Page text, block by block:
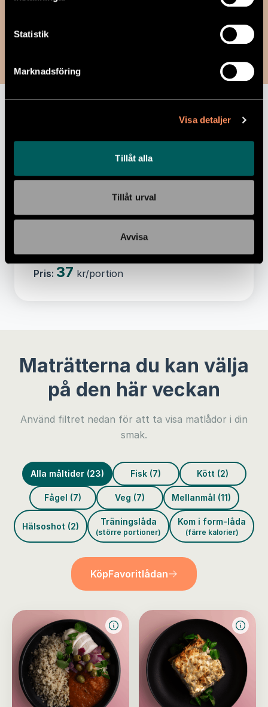
Statistik
Marknadsföring
Visa detaljer
Tillåt alla
Tillåt urval
Avvisa
LYXÄGGRÖRA
fett 2,7 g, Kolhydrater 0 g, -varav
Sockerarter 0,4 g, Protein 11,7 g, Salt 1,7 g
ÄGG(98%), rapsolja, salt med
jod
Pris: 37 kr/portion
Maträtterna du kan välja
på den här veckan
Använd filtret nedan för att ta visa matlådor i din
smak.
Alla måltider (23) Fisk (7) Kött (2)
Fågel (7) Veg (7) Mellanmål (11)
Hälsoshot (2) Träningslåda
(större portioner)
Kom i form-låda
(färre kalorier)
KöpFavoritlådan